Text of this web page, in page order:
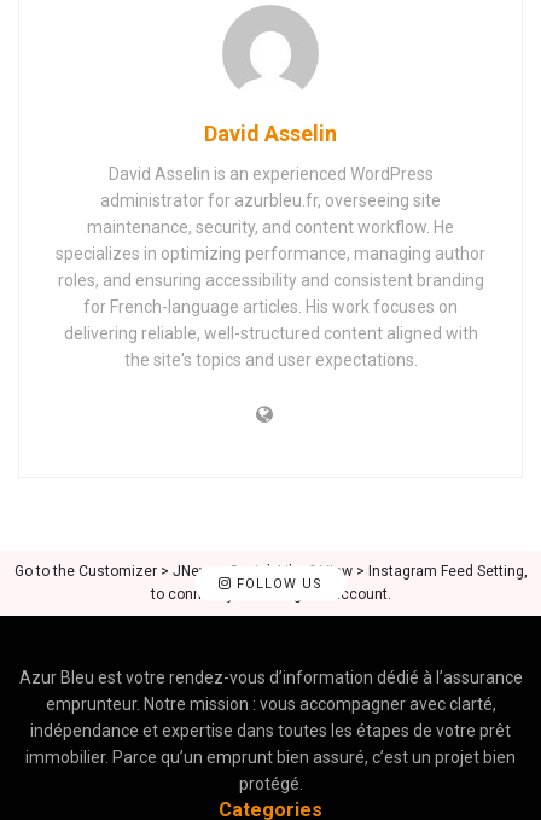
David Asselin
David Asselin is an experienced WordPress
administrator for azurbleu.fr, overseeing site
maintenance, security, and content workflow. He
specializes in optimizing performance, managing author
roles, and ensuring accessibility and consistent branding
for French-language articles. His work focuses on
delivering reliable, well-structured content aligned with
the site's topics and user expectations.
FOLLOW US
Go to the Customizer > JNews : Social, Like & View > Instagram Feed Setting,
to connect your Instagram account.
Azur Bleu est votre rendez-vous d’information dédié à l’assurance
emprunteur. Notre mission : vous accompagner avec clarté,
indépendance et expertise dans toutes les étapes de votre prêt
immobilier. Parce qu’un emprunt bien assuré, c’est un projet bien
protégé.
Categories